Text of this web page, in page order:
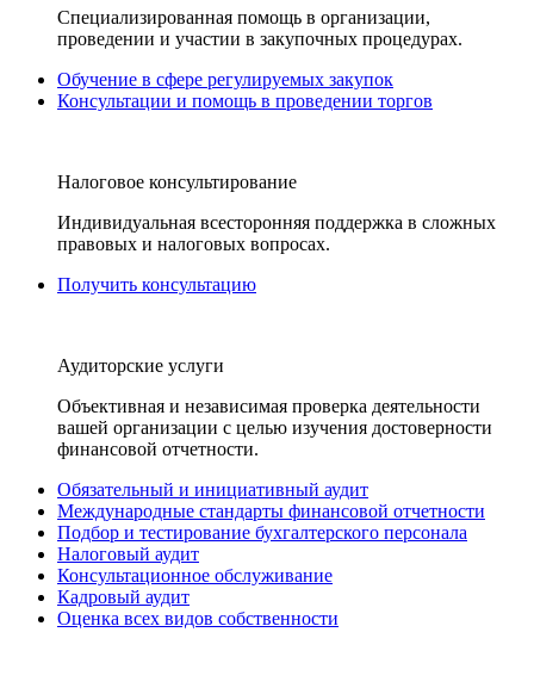
Специализированная помощь в организации,
проведении и участии в закупочных процедурах.
Обучение в сфере регулируемых закупок
Консультации и помощь в проведении торгов
Налоговое консультирование
Индивидуальная всесторонняя поддержка в сложных
правовых и налоговых вопросах.
Получить консультацию
Аудиторские услуги
Объективная и независимая проверка деятельности
вашей организации с целью изучения достоверности
финансовой отчетности.
Обязательный и инициативный аудит
Международные стандарты финансовой отчетности
Подбор и тестирование бухгалтерского персонала
Налоговый аудит
Консультационное обслуживание
Кадровый аудит
Оценка всех видов собственности